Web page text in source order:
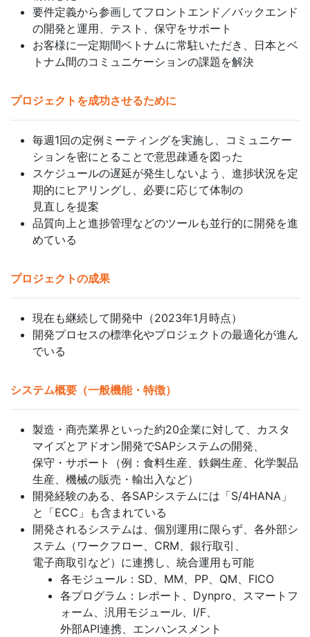
要件定義から参画してフロントエンド／バックエンド
の開発と運用、テスト、保守をサポート
お客様に一定期間ベトナムに常駐いただき、日本とベ
トナム間のコミュニケーションの課題を解決
プロジェクトを成功させるために
毎週1回の定例ミーティングを実施し、コミュニケー
ションを密にとることで意思疎通を図った
スケジュールの遅延が発生しないよう、進捗状況を定
期的にヒアリングし、必要に応じて体制の
見直しを提案
品質向上と進捗管理などのツールも並行的に開発を進
めている
プロジェクトの成果
現在も継続して開発中（2023年1月時点）
開発プロセスの標準化やプロジェクトの最適化が進ん
でいる
システム概要（一般機能・特徴）
製造・商売業界といった約20企業に対して、カスタ
マイズとアドオン開発でSAPシステムの開発、
保守・サポート（例：食料生産、鉄鋼生産、化学製品
生産、機械の販売・輸出入など）
開発経験のある、各SAPシステムには「S/4HANA」
と「ECC」も含まれている
開発されるシステムは、個別運用に限らず、各外部シ
ステム（ワークフロー、CRM、銀行取引、
電子商取引など）に連携し、統合運用も可能
各モジュール：SD、MM、PP、QM、FICO
各プログラム：レポート、Dynpro、スマートフ
ォーム、汎用モジュール、I/F、
外部API連携、エンハンスメント